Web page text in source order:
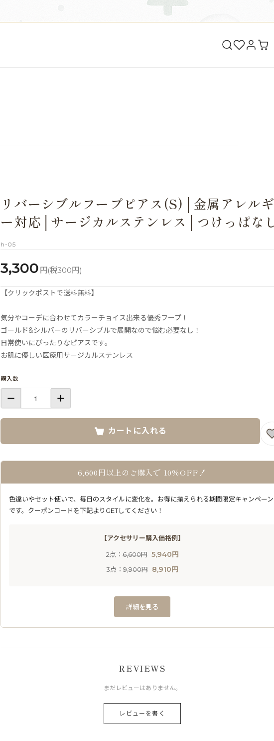
リバーシブルフープピアス(S)│金属アレル
ー対応│サージカルステンレス│つけっぱな
h-05
3,300 円(税300円)
【クリックポストで送料無料】
気分やコーデに合わせてカラーチョイス出来る優秀フープ！
ゴールド&シルバーのリバーシブルで展開なので悩む必要なし！
日常使いにぴったりなピアスです。
お肌に優しい医療用サージカルステンレス
購入数
カートに入れる
6,600円以上のご購入で 10％OFF！
色違いやセット使いで、毎日のスタイルに変化を。お得に揃えられる期間限定キャンペーン
です。クーポンコードを下記よりGETしてください！
【アクセサリー購入価格例】
2点：6,600円 5,940円
3点：9,900円 8,910円
詳細を見る
REVIEWS
まだレビューはありません。
レビューを書く